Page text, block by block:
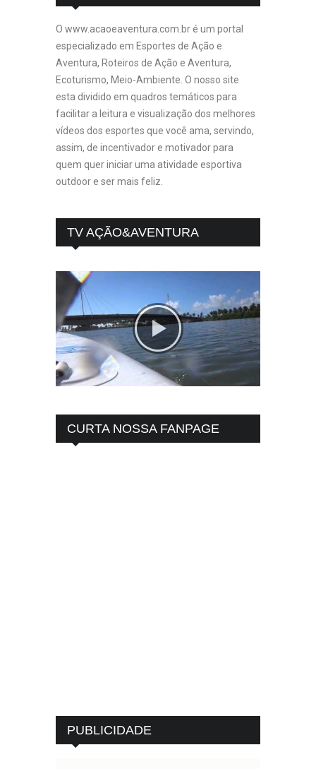
O www.acaoeaventura.com.br é um portal
especializado em Esportes de Ação e
Aventura, Roteiros de Ação e Aventura,
Ecoturismo, Meio-Ambiente. O nosso site
esta dividido em quadros temáticos para
facilitar a leitura e visualização dos melhores
vídeos dos esportes que você ama, servindo,
assim, de incentivador e motivador para
quem quer iniciar uma atividade esportiva
outdoor e ser mais feliz.
TV AÇÃO&AVENTURA
CURTA NOSSA FANPAGE
PUBLICIDADE